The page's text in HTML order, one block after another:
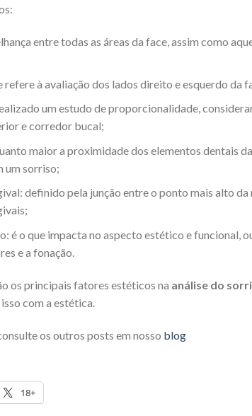
entre todas as áreas da face, assim como
refere à avaliação dos lados direito e esquerdo da
um estudo de proporcionalidade,
e corredor bucal;
maior a proximidade dos elementos dentais
um sorriso;
definido pela junção entre o ponto mais alto
é o que impacta no aspecto estético e funcional,
e a fonação.
os principais fatores estéticos na análise do
com a estética.
os outros posts em nosso blog
18+